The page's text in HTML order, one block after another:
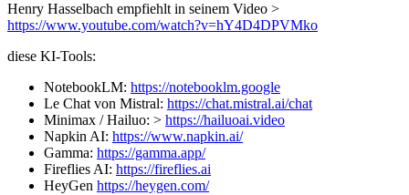
Henry Hasselbach empfiehlt in seinem Video >
https://www.youtube.com/watch?v=hY4D4DPVMko
diese KI-Tools:
NotebookLM: https://notebooklm.google
Le Chat von Mistral: https://chat.mistral.ai/chat
Minimax / Hailuo: > https://hailuoai.video
Napkin AI: https://www.napkin.ai/
Gamma: https://gamma.app/
Fireflies AI: https://fireflies.ai
HeyGen https://heygen.com/